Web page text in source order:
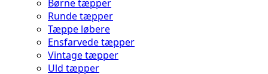
Børne tæpper
Runde tæpper
Tæppe løbere
Ensfarvede tæpper
Vintage tæpper
Uld tæpper